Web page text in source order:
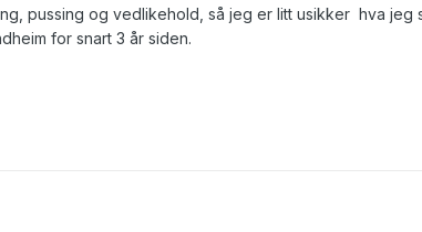
pussing og vedlikehold, så jeg er litt usikker hva jeg
for snart 3 år siden.